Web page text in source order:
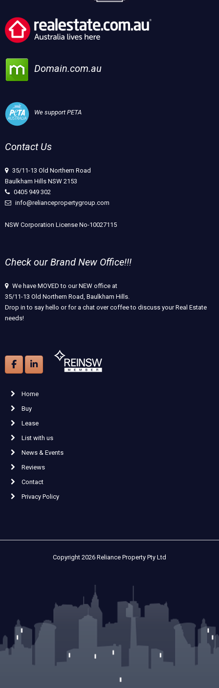
Domain.com.au
We support PETA
Contact Us
35/11-13 Old Northern Road
Baulkham Hills NSW 2153
0405 949 302
info@reliancepropertygroup.com
NSW Corporation License No-10027115
Check our Brand New Office!!!
We have MOVED to our NEW office at
35/11-13 Old Northern Road, Baulkham Hills.
Drop in to say hello or for a chat over coffee to discuss your Real Estate
needs!
Home
Buy
Lease
List with us
News & Events
Reviews
Contact
Privacy Policy
Copyright 2026 Reliance Property Pty Ltd